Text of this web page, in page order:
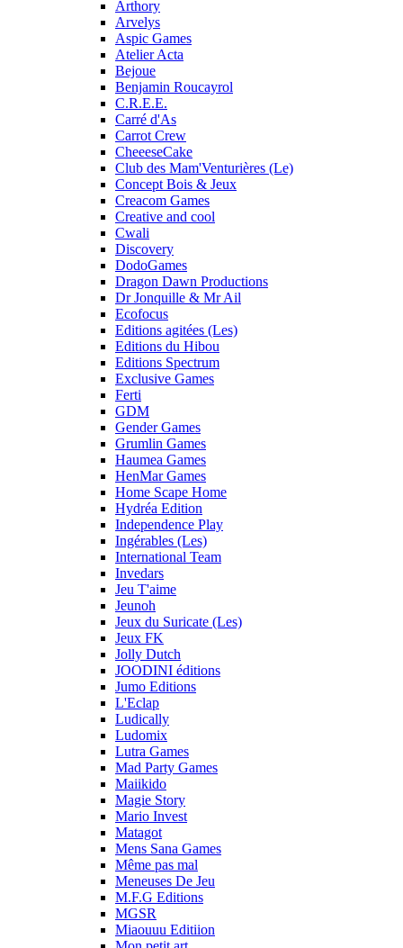
Arthory
Arvelys
Aspic Games
Atelier Acta
Bejoue
Benjamin Roucayrol
C.R.E.E.
Carré d'As
Carrot Crew
CheeeseCake
Club des Mam'Venturières (Le)
Concept Bois & Jeux
Creacom Games
Creative and cool
Cwali
Discovery
DodoGames
Dragon Dawn Productions
Dr Jonquille & Mr Ail
Ecofocus
Editions agitées (Les)
Editions du Hibou
Editions Spectrum
Exclusive Games
Ferti
GDM
Gender Games
Grumlin Games
Haumea Games
HenMar Games
Home Scape Home
Hydréa Edition
Independence Play
Ingérables (Les)
International Team
Invedars
Jeu T'aime
Jeunoh
Jeux du Suricate (Les)
Jeux FK
Jolly Dutch
JOODINI éditions
Jumo Editions
L'Eclap
Ludically
Ludomix
Lutra Games
Mad Party Games
Maiikido
Magie Story
Mario Invest
Matagot
Mens Sana Games
Même pas mal
Meneuses De Jeu
M.F.G Editions
MGSR
Miaouuu Editiion